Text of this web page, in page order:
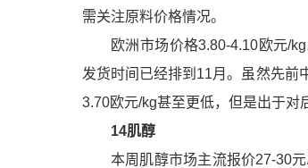
需关注原料价格情况。
欧洲市场价格3.80-4.10欧元/
发货时间已经排到11月。虽然先前
3.70欧元/kg甚至更低，但是出于对
14肌醇
本周 肌醇市场主流报价27-30